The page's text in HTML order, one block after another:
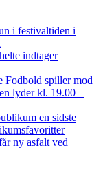
i festivaltiden i
indtager
Fodbold spiller mod
lyder kl. 19.00 –
en sidste
ny asfalt ved